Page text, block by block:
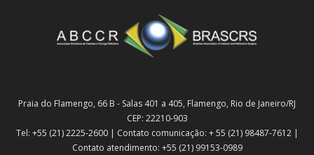
Praia do Flamengo, 66 B - Salas 401 a 405, Flamengo, Rio de Janeiro/RJ
CEP: 22210-903
Tel: +55 (21) 2225-2600 | Contato comunicação: + 55 (21) 98487-7612 |
Contato atendimento: +55 (21) 99153-0989